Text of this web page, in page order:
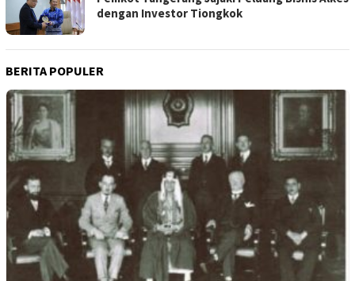
dengan Investor Tiongkok
BERITA POPULER